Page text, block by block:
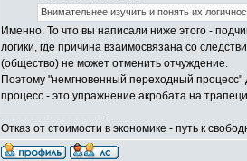
Внимательнее изучить и понять их
Именно. То что вы написали ниже этого -
логики, где причина взаимосвязана со
(общество) не может отменить отчуждение.
Поэтому "немгновенный переходный
процесс - это упражнение акробата на
Отказ от стоимости в экономике - путь к